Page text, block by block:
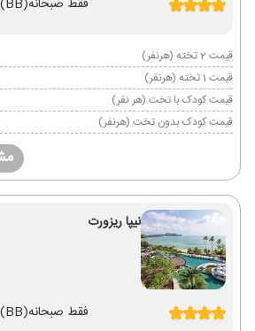
فقط صبحانه(BB)
قیمت 2 تخته (هرنفر)
قیمت 1 تخته (هرنفر)
قیمت کودک با تخت (هر نفر)
قیمت کودک بدون تخت (هرنفر)
نیپا ریزورت
فقط صبحانه(BB)